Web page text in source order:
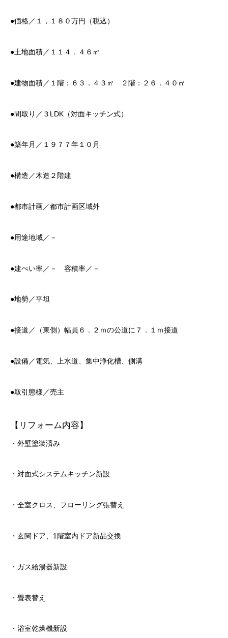
●価格／１，１８０万円（税込）
●土地面積／１１４．４６㎡
●建物面積／１階：６３．４３㎡ ２階：２６．４０㎡
●間取り／３LDK（対面キッチン式）
●築年月／１９７７年１０月
●構造／木造２階建
●都市計画／都市計画区域外
●用途地域／－
●建ぺい率／－ 容積率／－
●地勢／平坦
●接道／（東側）幅員６．２ｍの公道に７．１ｍ接道
●設備／電気、上水道、集中浄化槽、側溝
●取引態様／売主
【リフォーム内容】
・外壁塗装済み
・対面式システムキッチン新設
・全室クロス、フローリング張替え
・玄関ドア、1階室内ドア新品交換
・ガス給湯器新設
・畳表替え
・浴室乾燥機新設